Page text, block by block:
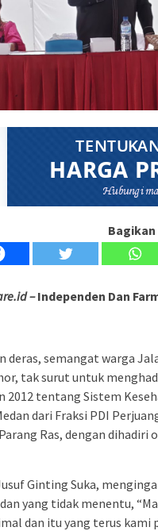
Bagikan
–Independen Dan
deras, semangat warga
tak surut untuk
2012 tentang Sistem
dari Fraksi PDI
Ras, dengan dihadiri
Ginting Suka,
yang tidak menentu,
dan itu yang terus kami